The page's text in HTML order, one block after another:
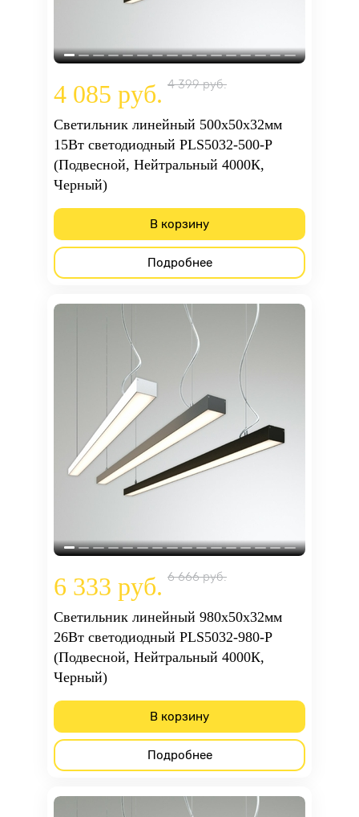
4 085 руб. 4 399 руб.
Светильник линейный 500x50x32мм
15Вт светодиодный PLS5032-500-P
(Подвесной, Нейтральный 4000К,
Черный)
В корзину
Подробнее
6 333 руб. 6 666 руб.
Светильник линейный 980х50х32мм
26Вт светодиодный PLS5032-980-P
(Подвесной, Нейтральный 4000К,
Черный)
В корзину
Подробнее